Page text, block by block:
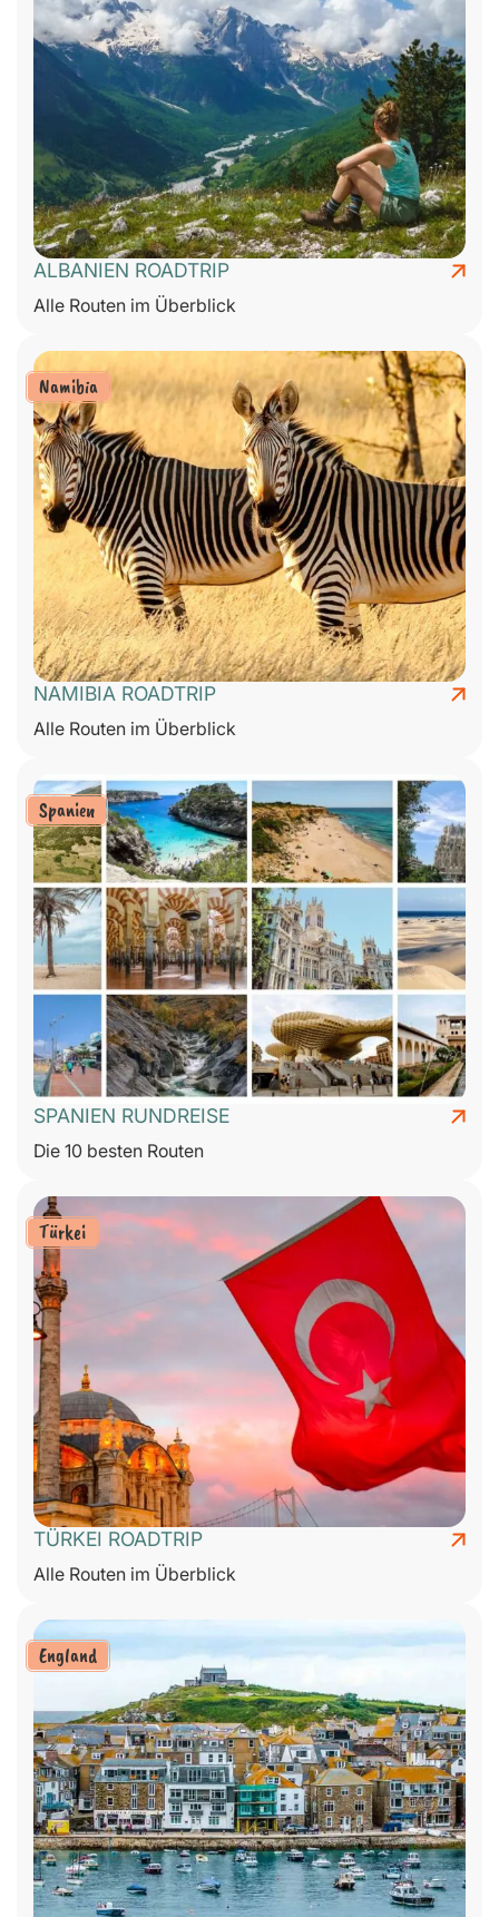
ALBANIEN ROADTRIP
Alle Routen im Überblick
Namibia
NAMIBIA ROADTRIP
Alle Routen im Überblick
Spanien
SPANIEN RUNDREISE
Die 10 besten Routen
Türkei
TÜRKEI ROADTRIP
Alle Routen im Überblick
England